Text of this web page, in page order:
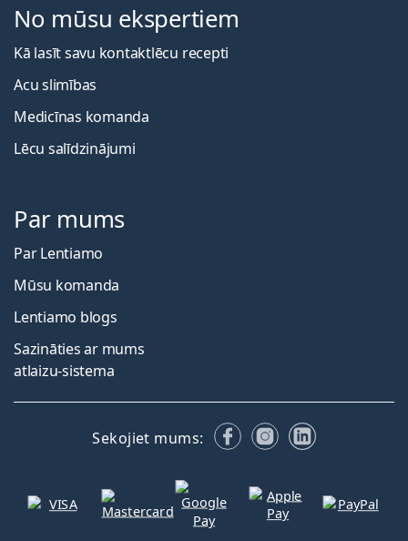
No mūsu ekspertiem
Kā lasīt savu kontaktlēcu recepti
Acu slimības
Medicīnas komanda
Lēcu salīdzinājumi
Par mums
Par Lentiamo
Mūsu komanda
Lentiamo blogs
Sazināties ar mums
atlaizu-sistema
Sekojiet mums: FacebookInstagram
LinkedIn